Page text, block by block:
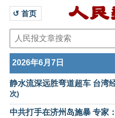
↺ 首页
2026年6月7日
静水流深远胜弯道超车 台湾
次)
中共打手在济州岛施暴 专家